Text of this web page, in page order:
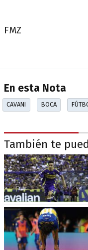
FMZ
En esta Nota
CAVANI BOCA
También te